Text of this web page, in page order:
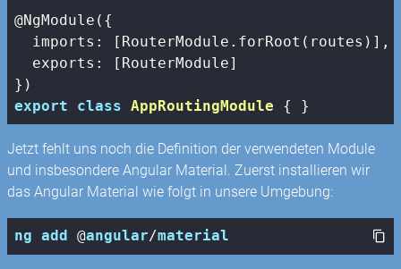
@NgModule({
imports : [RouterModule.forRoot(routes)],
exports : [RouterModule]
export
class AppRoutingModule { }
Jetzt fehlt uns noch die Definition der verwendeten Module
und insbesondere Angular Material. Zuerst installieren wir
das Angular Material wie folgt in unsere Umgebung:
ng add @angular/material